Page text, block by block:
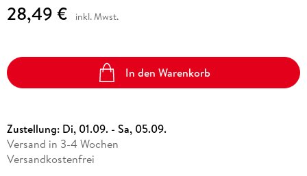
28,49 € inkl. Mwst.
In den Warenkorb
Zustellung: Di, 01.09. - Sa, 05.09.
Versand in 3-4 Wochen
Versandkostenfrei